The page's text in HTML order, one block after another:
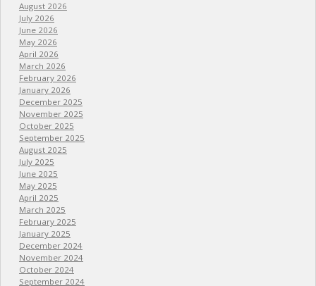
August 2026
July 2026
June 2026
May 2026
April 2026
March 2026
February 2026
January 2026
December 2025
November 2025
October 2025
September 2025
August 2025
July 2025
June 2025
May 2025
April 2025
March 2025
February 2025
January 2025
December 2024
November 2024
October 2024
September 2024